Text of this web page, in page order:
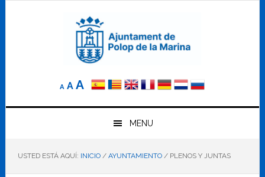
A
Reducir
elA Tamaño
AAumentar
el
tamaño
letra
MENU
USTED ESTÁ AQUÍ: INICIO / AYUNTAMIENTO /PLENOS Y JUNTAS